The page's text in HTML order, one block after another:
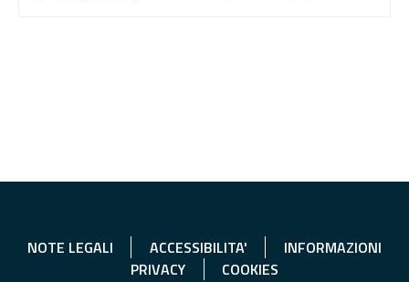
NOTE LEGALI ACCESSIBILITA'
INFORMAZIONI
PRIVACY
COOKIES